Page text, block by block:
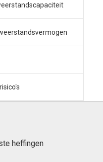
heffingen